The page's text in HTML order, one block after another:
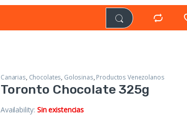
Canarias, Chocolates, Golosinas, Productos Venezolanos
Toronto Chocolate 325g
Availability:Sin existencias